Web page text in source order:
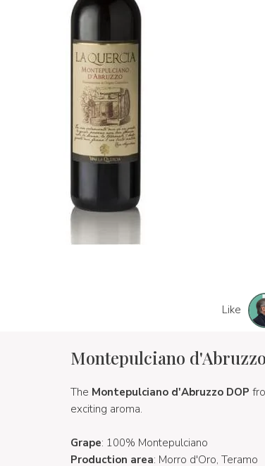
Like
Montepulciano
The Montepulciano d'Abruzzo DOP
exciting aroma.
Grape: 100% Montepulciano
Production area: Morro d'Oro, Teramo